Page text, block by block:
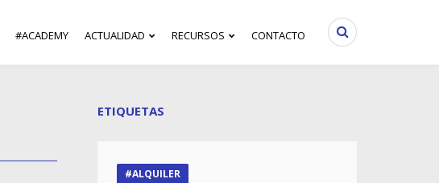
#ACADEMY ACTUALIDAD RECURSOS CONTACTO
ETIQUETAS
ALQUILER